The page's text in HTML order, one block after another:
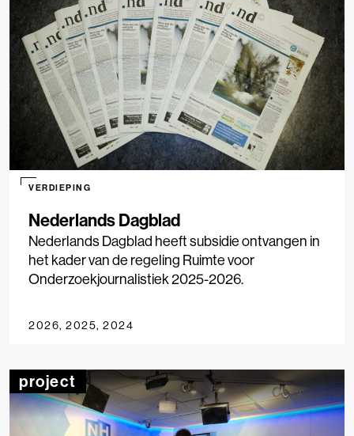
Nederlands Dagblad
VERDIEPING
Nederlands Dagblad heeft subsidie ontvangen in
het kader van de regeling Ruimte voor
Onderzoekjournalistiek 2025-2026.
2026, 2025, 2024
project